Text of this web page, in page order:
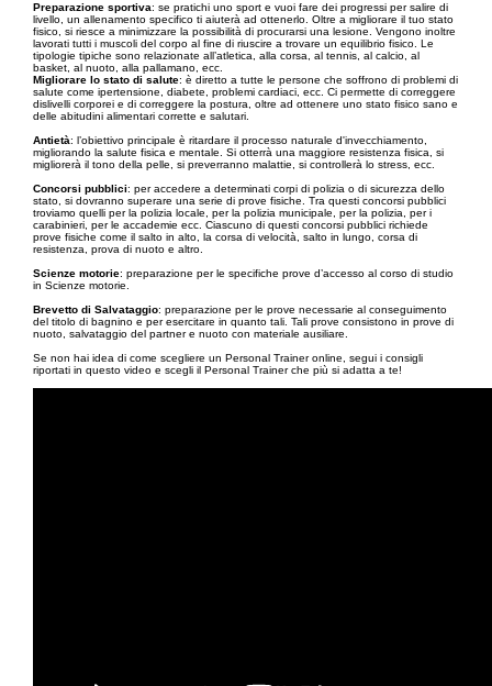
Preparazione sportiva: se pratichi uno sport e vuoi fare dei progressi per salire di
livello, un allenamento specifico ti aiuterà ad ottenerlo. Oltre a migliorare il tuo stato
fisico, si riesce a minimizzare la possibilità di procurarsi una lesione. Vengono inoltre
lavorati tutti i muscoli del corpo al fine di riuscire a trovare un equilibrio fisico. Le
tipologie tipiche sono relazionate all’atletica, alla corsa, al tennis, al calcio, al
basket, al nuoto, alla pallamano, ecc.
Migliorare lo stato di salute: è diretto a tutte le persone che soffrono di problemi di
salute come ipertensione, diabete, problemi cardiaci, ecc. Ci permette di correggere
dislivelli corporei e di correggere la postura, oltre ad ottenere uno stato fisico sano e
delle abitudini alimentari corrette e salutari.
Antietà: l’obiettivo principale è ritardare il processo naturale d'invecchiamento,
migliorando la salute fisica e mentale. Si otterrà una maggiore resistenza fisica, si
migliorerà il tono della pelle, si preverranno malattie, si controllerà lo stress, ecc.
Concorsi pubblici: per accedere a determinati corpi di polizia o di sicurezza dello
stato, si dovranno superare una serie di prove fisiche. Tra questi concorsi pubblici
troviamo quelli per la polizia locale, per la polizia municipale, per la polizia, per i
carabinieri, per le accademie ecc. Ciascuno di questi concorsi pubblici richiede
prove fisiche come il salto in alto, la corsa di velocità, salto in lungo, corsa di
resistenza, prova di nuoto e altro.
Scienze motorie: preparazione per le specifiche prove d’accesso al corso di studio
in Scienze motorie.
Brevetto di Salvataggio: preparazione per le prove necessarie al conseguimento
del titolo di bagnino e per esercitare in quanto tali. Tali prove consistono in prove di
nuoto, salvataggio del partner e nuoto con materiale ausiliare.
Se non hai idea di come scegliere un Personal Trainer online, segui i consigli
riportati in questo video e scegli il Personal Trainer che più si adatta a te!